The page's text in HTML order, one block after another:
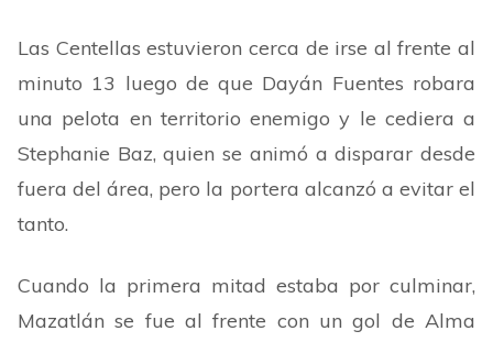
Las Centellas estuvieron cerca de irse al frente al
minuto 13 luego de que Dayán Fuentes robara
una pelota en territorio enemigo y le cediera a
Stephanie Baz, quien se animó a disparar desde
fuera del área, pero la portera alcanzó a evitar el
tanto.
Cuando la primera mitad estaba por culminar,
Mazatlán se fue al frente con un gol de Alma